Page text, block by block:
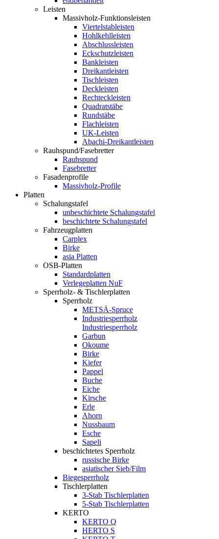
Leisten
Massivholz-Funktionsleisten
Viertelstableisten
Hohlkehlleisten
Abschlussleisten
Eckschutzleisten
Bankleisten
Dreikantleisten
Tischleisten
Deckleisten
Rechteckleisten
Quadratstäbe
Rundstäbe
Flachleisten
UK-Leisten
Abachi-Dreikantleisten
Rauhspund/Fasebretter
Rauhspund
Fasebretter
Fasadenprofile
Massivholz-Profile
Platten
Schalungstafel
unbeschichtete Schalungstafel
beschichtete Schalungstafel
Fahrzeugplatten
Carplex
Birke
asia Platten
OSB-Platten
Standardplatten
Verlegeplatten NuF
Sperrholz- & Tischlerplatten
Sperrholz
METSÄ-Spruce
Industriesperrholz
Industriesperrholz
Garbun
Okoume
Birke
Kiefer
Pappel
Buche
Eiche
Kirsche
Erle
Ahorn
Nussbaum
Esche
Sapeli
beschichtetes Sperrholz
russische Birke
asiatischer Sieb/Film
Biegesperrholz
Tischlerplatten
3-Stab Tischlerplatten
5-Stab Tischlerplatten
KERTO
KERTO Q
HERTO S